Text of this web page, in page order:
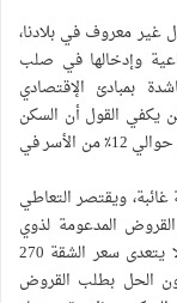
غير معروف في بلادنا،
وإدخالها في صلب
بمبادئ الإقتصادي
يكفي القول أن السكن
الإجتماعي والمنازل العامة والتعاونية باتت اليوم تضم حوالي 12٪ من الأسر في
غائبة، ويقتصر التعاطي
المدعومة لذوي
الدخل الذي يقل عن 6.750.000 ليرة لبنانية بشرط ألا يتعدى سعر الشقة 270
الحل بطلب القروض